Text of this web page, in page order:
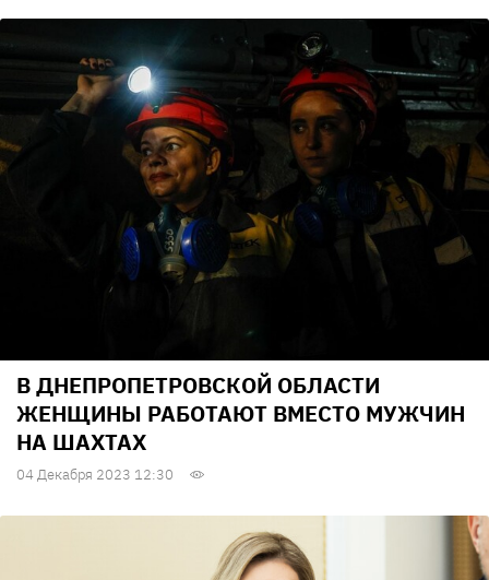
В ДНЕПРОПЕТРОВСКОЙ ОБЛАСТИ
ЖЕНЩИНЫ РАБОТАЮТ ВМЕСТО МУЖЧИН
НА ШАХТАХ
04 Декабря 2023 12:30